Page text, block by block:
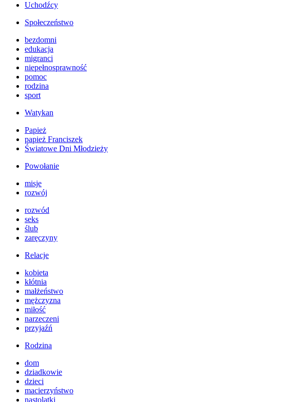
Uchodźcy
Społeczeństwo
bezdomni
edukacja
migranci
niepełnosprawność
pomoc
rodzina
sport
Watykan
Papież
papież Franciszek
Światowe Dni Młodzieży
Powołanie
misje
rozwój
rozwód
seks
ślub
zaręczyny
Relacje
kobieta
kłótnia
małżeństwo
mężczyzna
miłość
narzeczeni
przyjaźń
Rodzina
dom
dziadkowie
dzieci
macierzyństwo
nastolatki